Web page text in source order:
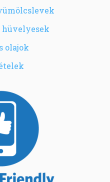
hüvelyesek
olajok